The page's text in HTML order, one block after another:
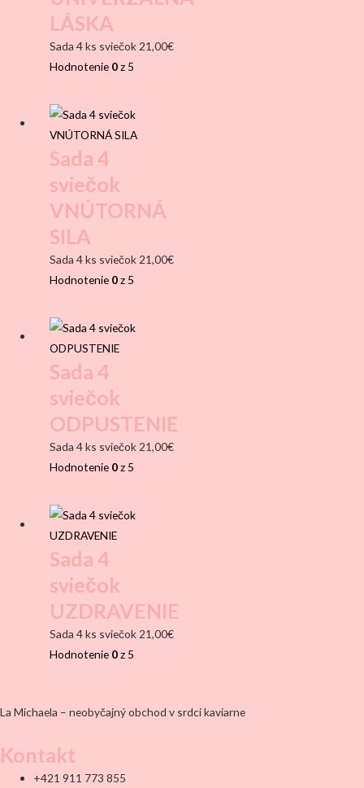
LÁSKA
Sada 4 ks sviečok 21,00€
Hodnotenie 0z 5
Sada 4
sviečok
VNÚTORNÁ
SILA
Sada 4 ks sviečok 21,00€
Hodnotenie 0z 5
Sada 4
sviečok
ODPUSTENIE
Sada 4 ks sviečok 21,00€
Hodnotenie 0z 5
Sada 4
sviečok
UZDRAVENIE
Sada 4 ks sviečok 21,00€
Hodnotenie 0z 5
La Michaela – neobyčajný obchod v srdci kaviarne
Kontakt
+421 911 773 855